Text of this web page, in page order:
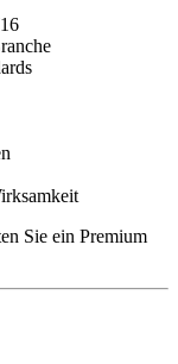
Sie ein Premium